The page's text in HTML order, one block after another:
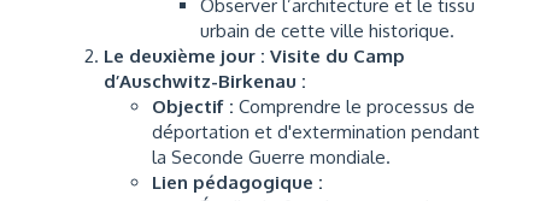
Observer l’architecture et le tissu
urbain de cette ville historique.
Le deuxième jour : Visite du Camp
d’Auschwitz-Birkenau :
Objectif : Comprendre le processus de
déportation et d'extermination pendant
la Seconde Guerre mondiale.
Lien pédagogique :